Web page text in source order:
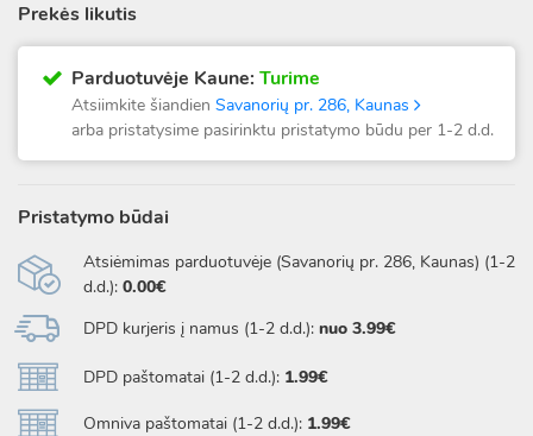
Prekės likutis
Parduotuvėje Kaune: Turime
Atsiimkite šiandien Savanorių pr. 286, Kaunas
arba pristatysime pasirinktu pristatymo būdu per 1-2 d.d.
Pristatymo būdai
Atsiėmimas parduotuvėje (Savanorių pr. 286, Kaunas) (1-2
d.d.): 0.00€
DPD kurjeris į namus (1-2 d.d.): nuo 3.99€
DPD paštomatai (1-2 d.d.): 1.99€
Omniva paštomatai (1-2 d.d.): 1.99€